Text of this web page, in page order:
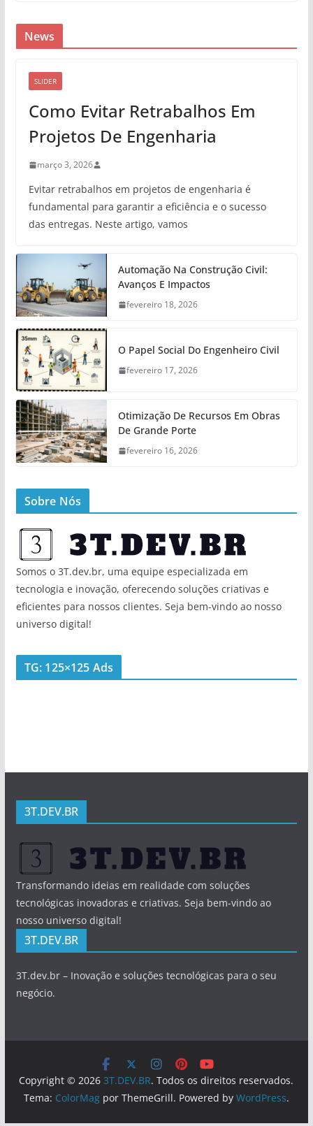
News
SLIDER
Como Evitar Retrabalhos Em
Projetos De Engenharia
março 3, 2026
Evitar retrabalhos em projetos de engenharia é
fundamental para garantir a eficiência e o sucesso
das entregas. Neste artigo, vamos
Automação Na Construção Civil:
Avanços E Impactos
fevereiro 18, 2026
O Papel Social Do Engenheiro Civil
fevereiro 17, 2026
Otimização De Recursos Em Obras
De Grande Porte
fevereiro 16, 2026
Sobre Nós
Somos o 3T.dev.br, uma equipe especializada em
tecnologia e inovação, oferecendo soluções criativas e
eficientes para nossos clientes. Seja bem-vindo ao nosso
universo digital!
TG: 125×125 Ads
3T.DEV.BR
Transformando ideias em realidade com soluções
tecnológicas inovadoras e criativas. Seja bem-vindo ao
nosso universo digital!
3T.DEV.BR
3T.dev.br – Inovação e soluções tecnológicas para o seu
negócio.
Copyright © 20263T.DEV.BR. Todos os direitos reservados.
Tema: ColorMagpor ThemeGrill. Powered by WordPress.